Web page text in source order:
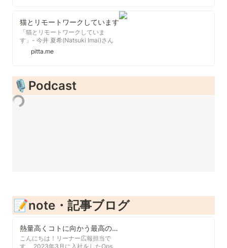
猫とリモートワークしています
「猫とリモートワークしていま
す」- 今井 夏希(Natsuki Imai)さん
pitta.me
🎙️Podcast
📝note・記事ブログ
熱量高くコトに向かう最高の仲間と青春する人生を送りたい。リーナーの未来を支える自分を目指して。｜Leaner（リーナー）
こんにちは！リーナー広報担当で
す。 2023年3月に入社をしたOps.